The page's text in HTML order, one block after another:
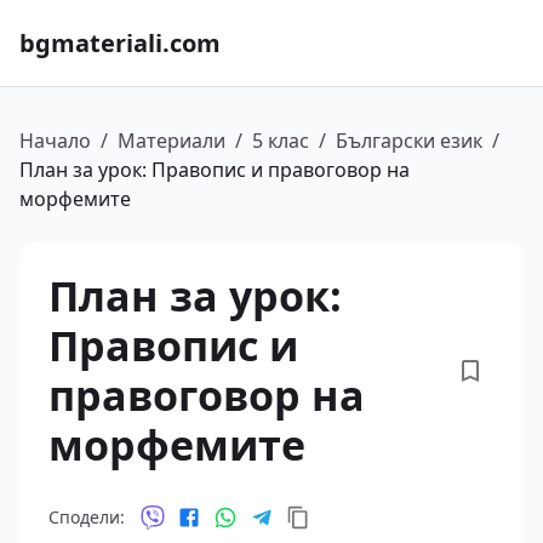
bgmateriali.com
Начало / Материали / 5 клас / Български език /
План за урок: Правопис и правоговор на
морфемите
План за урок:
Правопис и
правоговор на
морфемите
Сподели: